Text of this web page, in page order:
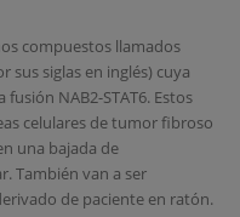
compuestos llamados
sus siglas en inglés) cuya
NAB2-STAT6. Estos
celulares de tumor fibroso
una bajada de
También van a ser
de paciente en ratón.